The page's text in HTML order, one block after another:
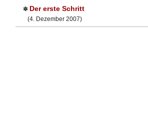
✽ Der erste Schritt
(4. Dezember 2007)